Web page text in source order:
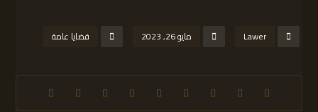
Lawer مايو 26, 2023 قضايا عامة